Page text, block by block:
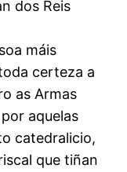
dos Reis
máis
certeza a
as Armas
aquelas
catedralicio,
que tiñan